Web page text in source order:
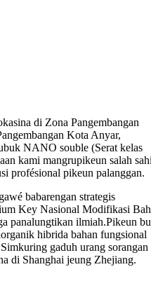
di Zona Pangembangan
Kota Anyar,
NANO souble (Serat kelas
kami mangrupikeun salah
profésional pikeun palanggan.
babarengan strategis
Key Nasional Modifikasi
panalungtikan ilmiah.Pikeun
hibrida bahan fungsional
gaduh urang sorangan
di Shanghai jeung Zhejiang.